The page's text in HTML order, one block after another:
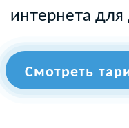
интернета
Смотреть